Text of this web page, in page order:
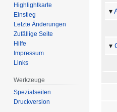
Highlightkarte
Einstieg
Letzte Änderungen
Zufällige Seite
Hilfe
Impressum
Links
Werkzeuge
Spezialseiten
Druckversion